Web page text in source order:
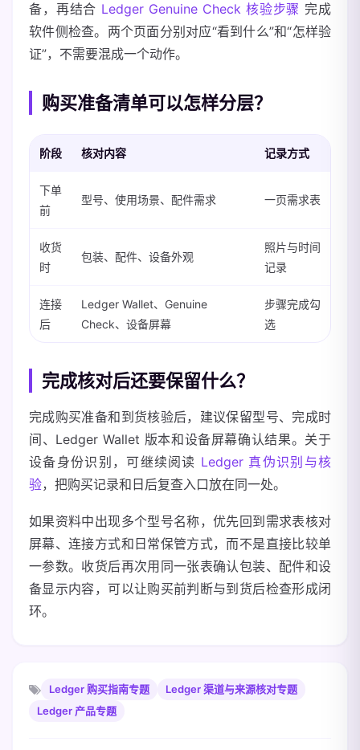
备，再结合 Ledger Genuine Check 核验步骤 完成
软件侧检查。两个页面分别对应“看到什么”和“怎样验
证”，不需要混成一个动作。
购买准备清单可以怎样分层？
阶段 核对内容 记录方式
下单
前
型号、使用场景、配件需求 一页需求表
收货
时
包装、配件、设备外观
照片与时间
记录
连接
后
Ledger Wallet、Genuine
Check、设备屏幕
步骤完成勾
选
完成核对后还要保留什么？
完成购买准备和到货核验后，建议保留型号、完成时
间、Ledger Wallet 版本和设备屏幕确认结果。关于
设备身份识别，可继续阅读 Ledger 真伪识别与核
验，把购买记录和日后复查入口放在同一处。
如果资料中出现多个型号名称，优先回到需求表核对
屏幕、连接方式和日常保管方式，而不是直接比较单
一参数。收货后再次用同一张表确认包装、配件和设
备显示内容，可以让购买前判断与到货后检查形成闭
环。
Ledger 购买指南专题
Ledger 渠道与来源核对专题
Ledger 产品专题